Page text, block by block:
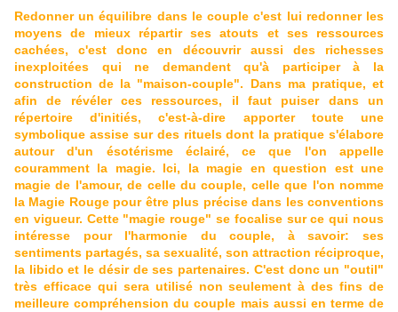
Redonner un équilibre dans le couple c'est lui redonner les
moyens de mieux répartir ses atouts et ses ressources
cachées, c'est donc en découvrir aussi des richesses
inexploitées qui ne demandent qu'à participer à la
construction de la "maison-couple". Dans ma pratique, et
afin de révéler ces ressources, il faut puiser dans un
répertoire d'initiés, c'est-à-dire apporter toute une
symbolique assise sur des rituels dont la pratique s'élabore
autour d'un ésotérisme éclairé, ce que l'on appelle
couramment la magie. Ici, la magie en question est une
magie de l'amour, de celle du couple, celle que l'on nomme
la Magie Rouge pour être plus précise dans les conventions
en vigueur. Cette "magie rouge" se focalise sur ce qui nous
intéresse pour l'harmonie du couple, à savoir: ses
sentiments partagés, sa sexualité, son attraction réciproque,
la libido et le désir de ses partenaires. C'est donc un "outil"
très efficace qui sera utilisé non seulement à des fins de
meilleure compréhension du couple mais aussi en terme de